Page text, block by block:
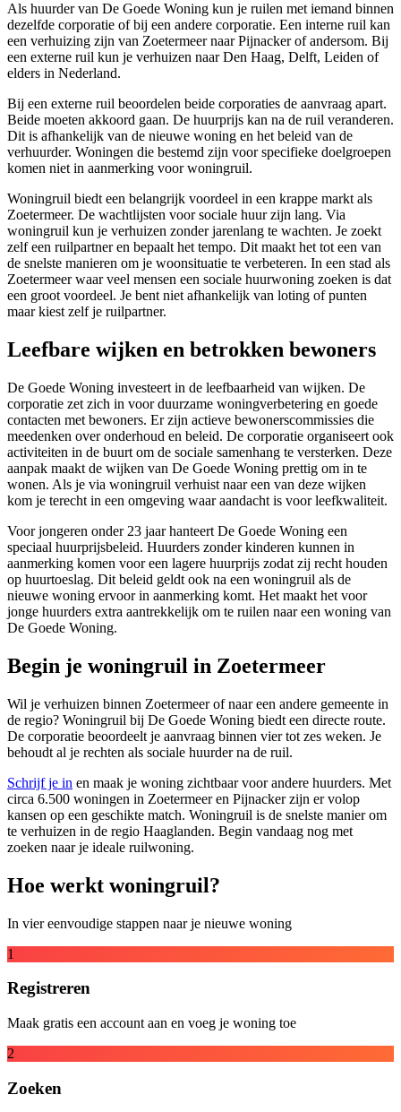
Als huurder van De Goede Woning kun je ruilen met iemand binnen
dezelfde corporatie of bij een andere corporatie. Een interne ruil kan
een verhuizing zijn van Zoetermeer naar Pijnacker of andersom. Bij
een externe ruil kun je verhuizen naar Den Haag, Delft, Leiden of
elders in Nederland.
Bij een externe ruil beoordelen beide corporaties de aanvraag apart.
Beide moeten akkoord gaan. De huurprijs kan na de ruil veranderen.
Dit is afhankelijk van de nieuwe woning en het beleid van de
verhuurder. Woningen die bestemd zijn voor specifieke doelgroepen
komen niet in aanmerking voor woningruil.
Woningruil biedt een belangrijk voordeel in een krappe markt als
Zoetermeer. De wachtlijsten voor sociale huur zijn lang. Via
woningruil kun je verhuizen zonder jarenlang te wachten. Je zoekt
zelf een ruilpartner en bepaalt het tempo. Dit maakt het tot een van
de snelste manieren om je woonsituatie te verbeteren. In een stad als
Zoetermeer waar veel mensen een sociale huurwoning zoeken is dat
een groot voordeel. Je bent niet afhankelijk van loting of punten
maar kiest zelf je ruilpartner.
Leefbare wijken en betrokken bewoners
De Goede Woning investeert in de leefbaarheid van wijken. De
corporatie zet zich in voor duurzame woningverbetering en goede
contacten met bewoners. Er zijn actieve bewonerscommissies die
meedenken over onderhoud en beleid. De corporatie organiseert ook
activiteiten in de buurt om de sociale samenhang te versterken. Deze
aanpak maakt de wijken van De Goede Woning prettig om in te
wonen. Als je via woningruil verhuist naar een van deze wijken
kom je terecht in een omgeving waar aandacht is voor leefkwaliteit.
Voor jongeren onder 23 jaar hanteert De Goede Woning een
speciaal huurprijsbeleid. Huurders zonder kinderen kunnen in
aanmerking komen voor een lagere huurprijs zodat zij recht houden
op huurtoeslag. Dit beleid geldt ook na een woningruil als de
nieuwe woning ervoor in aanmerking komt. Het maakt het voor
jonge huurders extra aantrekkelijk om te ruilen naar een woning van
De Goede Woning.
Begin je woningruil in Zoetermeer
Wil je verhuizen binnen Zoetermeer of naar een andere gemeente in
de regio? Woningruil bij De Goede Woning biedt een directe route.
De corporatie beoordeelt je aanvraag binnen vier tot zes weken. Je
behoudt al je rechten als sociale huurder na de ruil.
Schrijf je in en maak je woning zichtbaar voor andere huurders. Met
circa 6.500 woningen in Zoetermeer en Pijnacker zijn er volop
kansen op een geschikte match. Woningruil is de snelste manier om
te verhuizen in de regio Haaglanden. Begin vandaag nog met
zoeken naar je ideale ruilwoning.
Hoe werkt woningruil?
In vier eenvoudige stappen naar je nieuwe woning
1
Registreren
Maak gratis een account aan en voeg je woning toe
2
Zoeken